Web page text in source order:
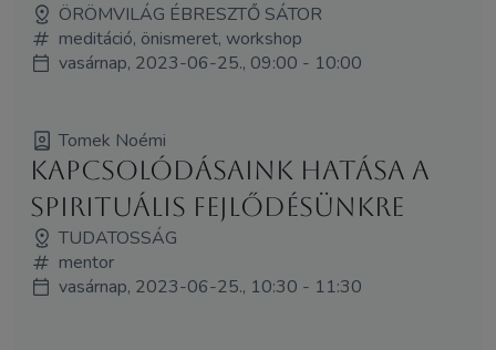
ÖRÖMVILÁG ÉBRESZTŐ SÁTOR
meditáció, önismeret, workshop
vasárnap, 2023-06-25., 09:00 - 10:00
Tomek Noémi
Kapcsolódásaink hatása a
spirituális fejlődésünkre
TUDATOSSÁG
mentor
vasárnap, 2023-06-25., 10:30 - 11:30